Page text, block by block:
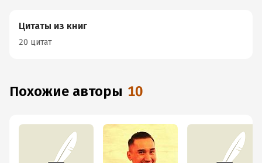
Цитаты из книг
20 цитат
Похожие авторы 10